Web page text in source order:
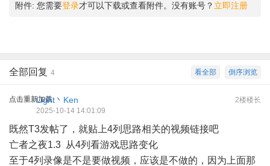
附件: 您需要登录才可以下载或查看附件。没有账号？ 立即注册
倒序浏览
看全部
全部回复 4
点击重新加载 2楼楼长
Light丶Ken
2025-10-14 14:01:09
既然T3发帖了，就贴上4列思路相关的视频链接吧
亡者之夜1.3 从4列看游戏思路变化
至于4列录像是不是要做视频，应该是不做的，因为上面那